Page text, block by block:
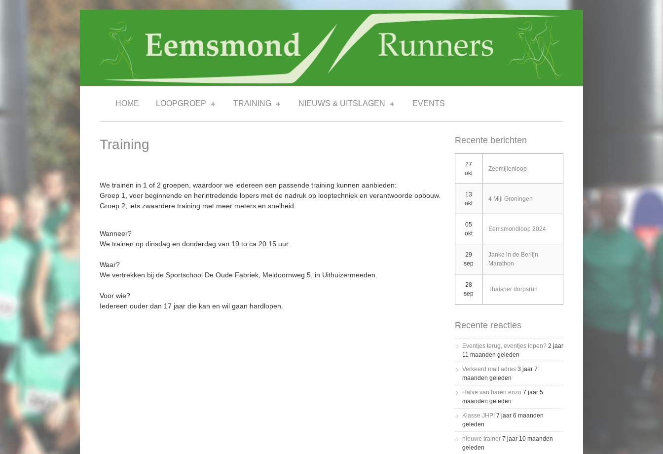
HOME LOOPGROEP TRAINING NIEUWS & UITSLAGEN EVENTS
Training
We trainen in 1 of 2 groepen, waardoor we iedereen een passende training kunnen aanbieden:
Groep 1, voor beginnende en herintredende lopers met de nadruk op looptechniek en verantwoorde opbouw.
Groep 2, iets zwaardere training met meer meters en snelheid.
Wanneer?
We trainen op dinsdag en donderdag van 19 to ca 20.15 uur.
Waar?
We vertrekken bij de Sportschool De Oude Fabriek, Meidoornweg 5, in Uithuizermeeden.
Voor wie?
Iedereen ouder dan 17 jaar die kan en wil gaan hardlopen.
Recente berichten
27
okt
Zeemijlenloop
13
okt
4 Mijl Groningen
05
okt
Eemsmondloop 2024
29
sep
Janke in de Berlijn
Marathon
28
sep
Thaisner dorpsrun
Recente reacties
Eventjes terug, eventjes lopen? 2 jaar
11 maanden geleden
Verkeerd mail adres 3 jaar 7
maanden geleden
Halve van haren enzo 7 jaar 5
maanden geleden
Klasse JHP! 7 jaar 6 maanden
geleden
nieuwe trainer 7 jaar 10 maanden
geleden